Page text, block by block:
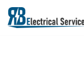
Přeskočit